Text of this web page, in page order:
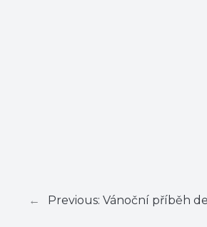
← Previous: Vánoční příběh